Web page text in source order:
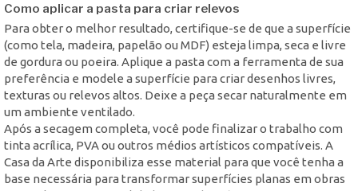
Como aplicar a pasta para criar relevos
Para obter o melhor resultado, certifique-se de que a superfície
(como tela, madeira, papelão ou MDF) esteja limpa, seca e livre
de gordura ou poeira. Aplique a pasta com a ferramenta de sua
preferência e modele a superfície para criar desenhos livres,
texturas ou relevos altos. Deixe a peça secar naturalmente em
um ambiente ventilado.
Após a secagem completa, você pode finalizar o trabalho com
tinta acrílica, PVA ou outros médios artísticos compatíveis. A
Casa da Arte disponibiliza esse material para que você tenha a
base necessária para transformar superfícies planas em obras